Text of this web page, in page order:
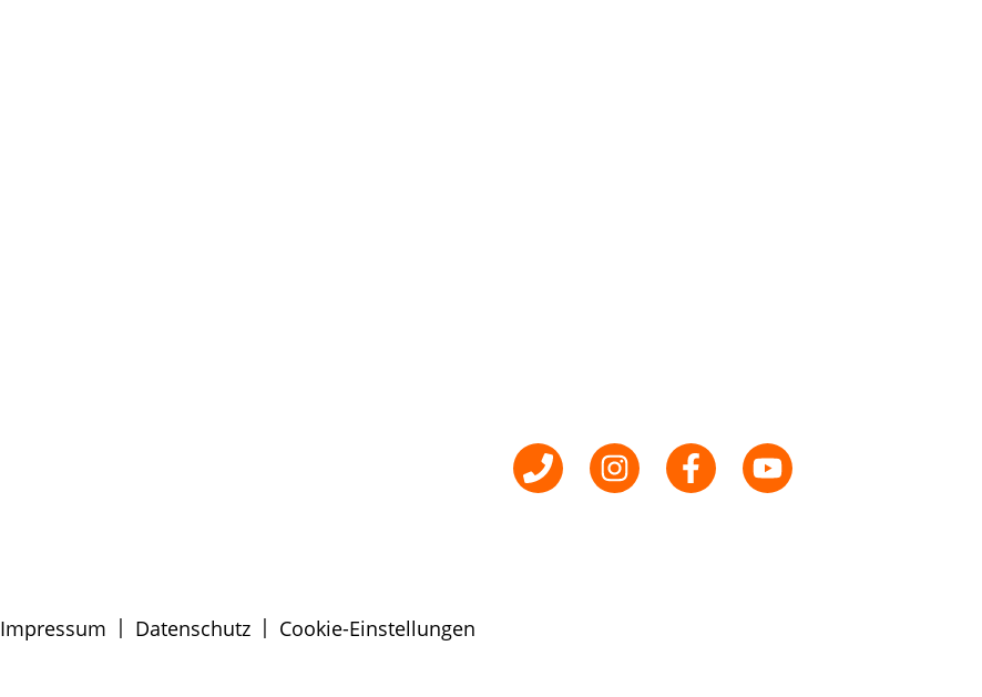
Impressum | Datenschutz | Cookie-Einstellungen